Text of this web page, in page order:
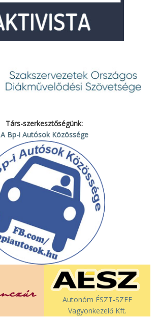
Társ-szerkesztőségünk:
A Bp-i Autósok Közössége
Autonóm ÉSZT-SZEF
Vagyonkezelő Kft.